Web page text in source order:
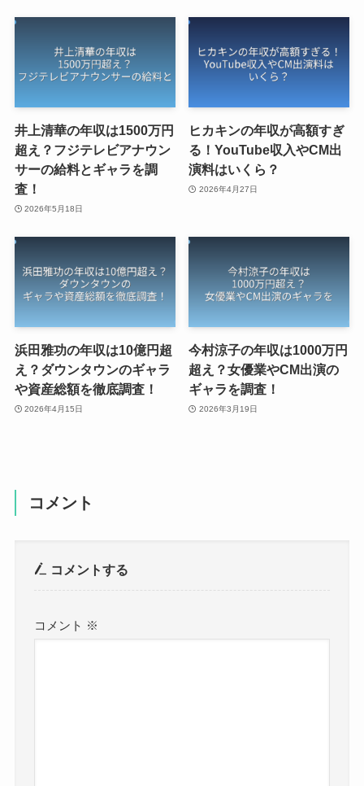
井上清華の年収は1500万円
超え？フジテレビアナウン
サーの給料とギャラを調
査！
2026年5月18日
ヒカキンの年収が高額すぎ
る！YouTube収入やCM出
演料はいくら？
2026年4月27日
浜田雅功の年収は10億円超
え？ダウンタウンのギャラ
や資産総額を徹底調査！
2026年4月15日
今村涼子の年収は1000万円
超え？女優業やCM出演の
ギャラを調査！
2026年3月19日
コメント
コメントする
コメント ※